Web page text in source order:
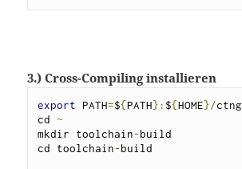
3.) Cross-Compiling installieren
export PATH=${PATH}: ${HOME}/ctng
cd ~
mkdir toolchain-build
cd toolchain-build